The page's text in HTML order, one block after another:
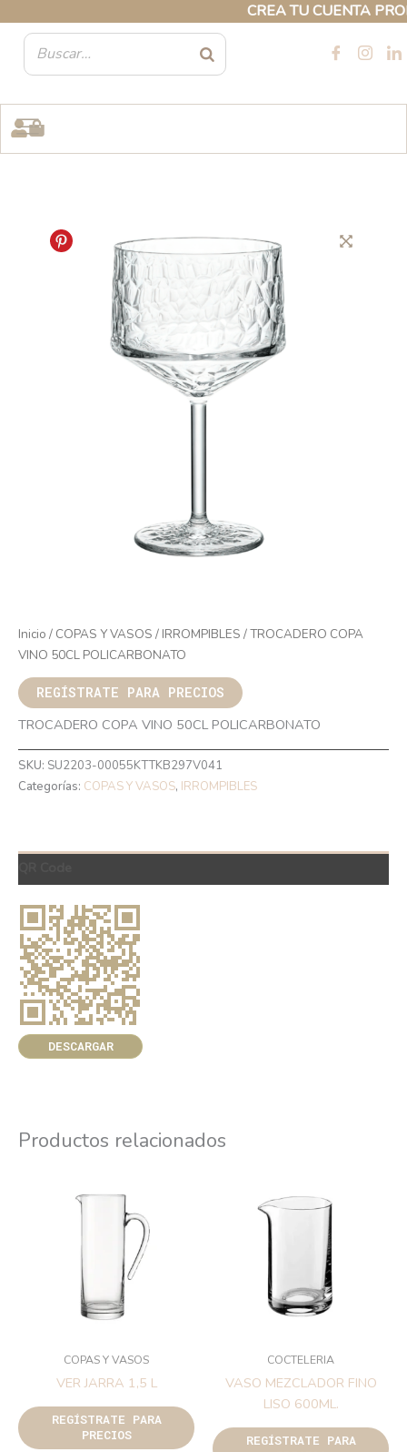
CREA TU CUENTA
contenido
Inicio / COPAS Y VASOS / IRROMPIBLES / TROCADERO COPA
VINO 50CL POLICARBONATO
REGÍSTRATE PARA PRECIOS
TROCADERO COPA VINO 50CL POLICARBONATO
SKU: SU2203-00055KTTKB297V041
Categorías: COPAS Y VASOS, IRROMPIBLES
DESCARGAR
Productos relacionados
COPAS Y VASOS
VER JARRA 1,5 L
REGÍSTRATE PARA
PRECIOS
COCTELERIA
VASO MEZCLADOR FINO
LISO 600ML.
REGÍSTRATE PARA